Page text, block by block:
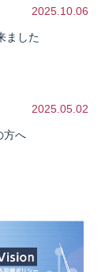
2025.10.06
ました
2025.05.02
方へ